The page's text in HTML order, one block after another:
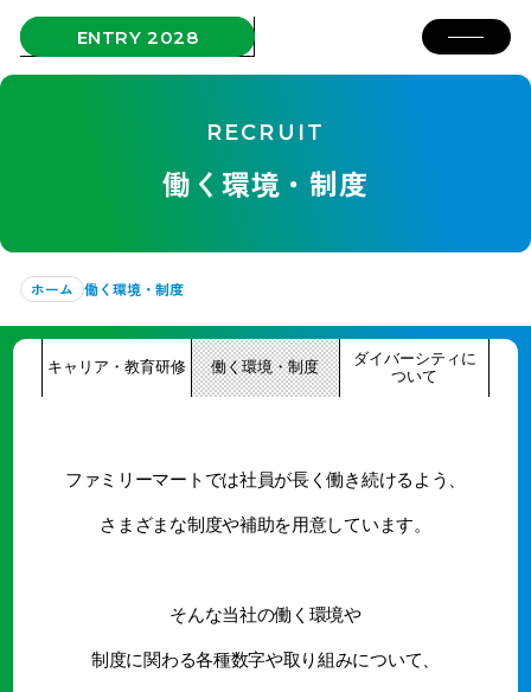
ENTRY 2028
RECRUIT
働く環境・制度
ホーム 働く環境・制度
キャリア・教育研修 働く環境・制度
ダイバーシティに
ついて
ファミリーマートでは社員が長く働き続けるよう、
さまざまな制度や補助を用意しています。
そんな当社の働く環境や
制度に関わる各種数字や取り組みについて、